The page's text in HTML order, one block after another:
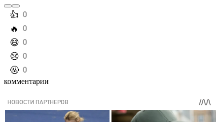
️👍 0
️🔥 0
️😄 0
️😢 0
️🤬 0
комментарии